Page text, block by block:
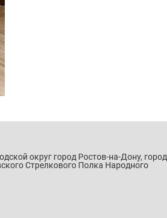
округ город Ростов-на-Дону, город
Стрелкового Полка Народного